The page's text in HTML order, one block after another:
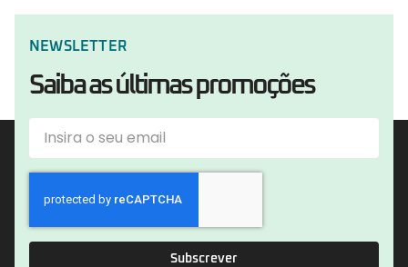
NEWSLETTER
Saiba as últimas promoções
Subscrever